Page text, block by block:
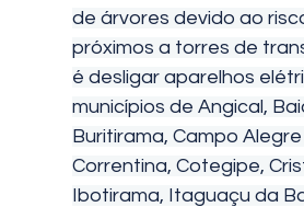
de árvores devido ao
próximos a torres de
é desligar aparelhos
municípios de Angical,
Buritirama, Campo
Correntina, Cotegipe,
Ibotirama, Itaguaçu da